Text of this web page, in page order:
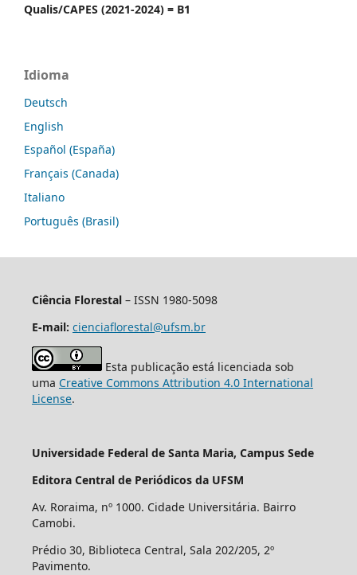
Qualis/CAPES (2021-2024) = B1
Idioma
Deutsch
English
Español (España)
Français (Canada)
Italiano
Português (Brasil)
Ciência Florestal– ISSN 1980-5098
E-mail: cienciaflorestal@ufsm.br
Esta publicação está licenciada sob
uma Creative Commons Attribution 4.0 International
License.
Universidade Federal de Santa Maria, Campus Sede
Editora Central de Periódicos da UFSM
Av. Roraima, nº 1000. Cidade Universitária. Bairro
Camobi.
Prédio 30, Biblioteca Central, Sala 202/205, 2º
Pavimento.